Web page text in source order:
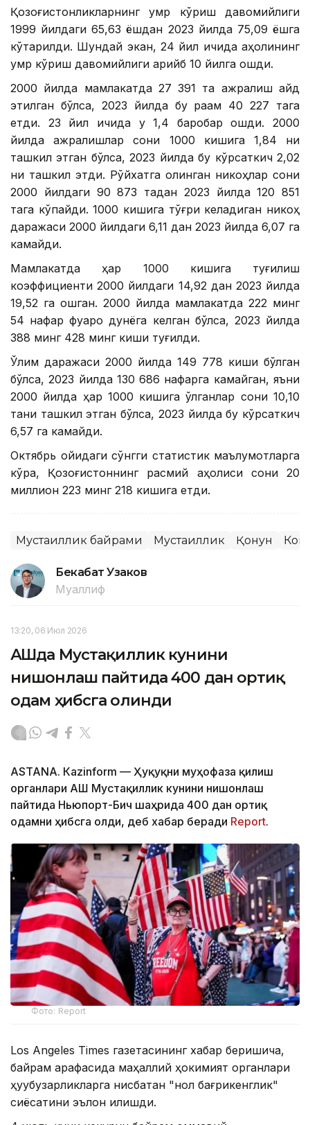
Қозоғистонликларнинг умр кўриш давомийлиги
1999 йилдаги 65,63 ёшдан 2023 йилда 75,09 ёшга
кўтарилди. Шундай экан, 24 йил ичида аҳолининг
умр кўриш давомийлиги қарийб 10 йилга ошди.
2000 йилда мамлакатда 27 391 та ажралиш қайд
этилган бўлса, 2023 йилда бу рақам 40 227 тага
етди. 23 йил ичида у 1,4 баробар ошди. 2000
йилда ажралишлар сони 1000 кишига 1,84 ни
ташкил этган бўлса, 2023 йилда бу кўрсаткич 2,02
ни ташкил этди. Рўйхатга олинган никоҳлар сони
2000 йилдаги 90 873 тадан 2023 йилда 120 851
тага кўпайди. 1000 кишига тўғри келадиган никоҳ
даражаси 2000 йилдаги 6,11 дан 2023 йилда 6,07 га
камайди.
Мамлакатда ҳар 1000 кишига туғилиш
коэффициенти 2000 йилдаги 14,92 дан 2023 йилда
19,52 га ошган. 2000 йилда мамлакатда 222 минг
54 нафар фуқаро дунёга келган бўлса, 2023 йилда
388 минг 428 минг киши туғилди.
Ўлим даражаси 2000 йилда 149 778 киши бўлган
бўлса, 2023 йилда 130 686 нафарга камайган, яъни
2000 йилда ҳар 1000 кишига ўлганлар сони 10,10
тани ташкил этган бўлса, 2023 йилда бу кўрсаткич
6,57 га камайди.
Октябрь ойидаги сўнгги статистик маълумотларга
кўра, Қозоғистоннинг расмий аҳолиси сони 20
миллион 223 минг 218 кишига етди.
Мустақиллик байрами Мустақиллик Қонун
Бекабат Узаков
Муаллиф
13:20, 06 Июл 2026
АҚШда Мустақиллик кунини
нишонлаш пайтида 400 дан ортиқ
одам ҳибсга олинди
ASTANА. Кazinform — Ҳуқуқни муҳофаза қилиш
органлари АҚШ Мустақиллик кунини нишонлаш
пайтида Ньюпорт-Бич шаҳрида 400 дан ортиқ
одамни ҳибсга олди, деб хабар беради Report.
Фото: Report
Los Angeles Times газетасининг хабар беришича,
байрам арафасида маҳаллий ҳокимият органлари
ҳуқуқбузарликларга нисбатан "нол бағрикенглик"
сиёсатини эълон қилишди.